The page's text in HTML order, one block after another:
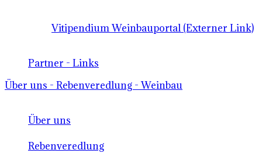
Vitipendium Weinbauportal (Externer Link)
Partner - Links
Über uns - Rebenveredlung - Weinbau
Über uns
Rebenveredlung